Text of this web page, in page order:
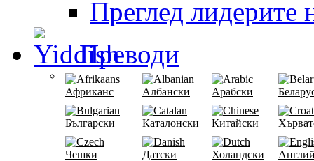
Преглед лидерите
Преводи
Африканс Албански Арабски
Български Каталонски Китайски
Чешки Датски Холандски